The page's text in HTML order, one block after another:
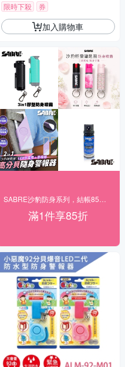
限時下殺 券
加入購物車
滿1件享85折